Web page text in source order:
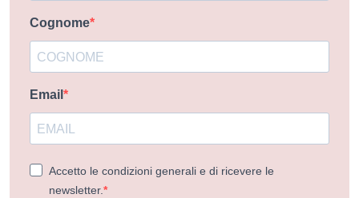
Cognome
Email
Accetto le condizioni generali e di ricevere le
newsletter.